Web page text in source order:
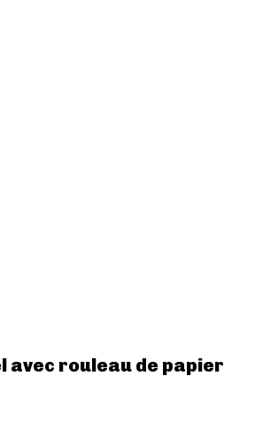
avec rouleau de papier